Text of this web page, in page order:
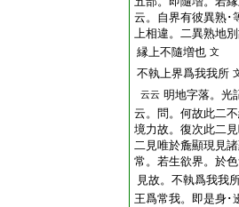
云。自界有彼異熟･
上相違。二異熟地
縁上不隨増也 文
不執上界爲我我所
云云 明地字落。光
云。問。何故此二
境力故。復次此二
二見唯於麁顯現見
常。若生欲界。於
見故。不執爲我我
王爲常我。即是身･